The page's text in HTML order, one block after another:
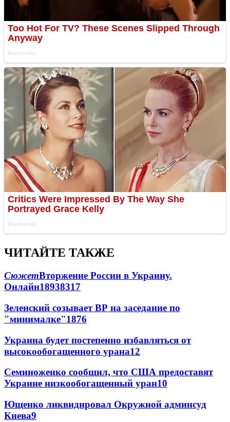
ЧИТАЙТЕ ТАКЖЕ
СюжетВторжение России в Украину.
Онлайн18938317
Зеленский созывает ВР на заседание по
"минималке"1876
Украина будет постепенно избавляться от
высокообогащенного урана12
Семиноженко сообщил, что США предоставят
Украине низкообогащенный уран10
Ющенко ликвидировал Окружной админсуд
Киева9